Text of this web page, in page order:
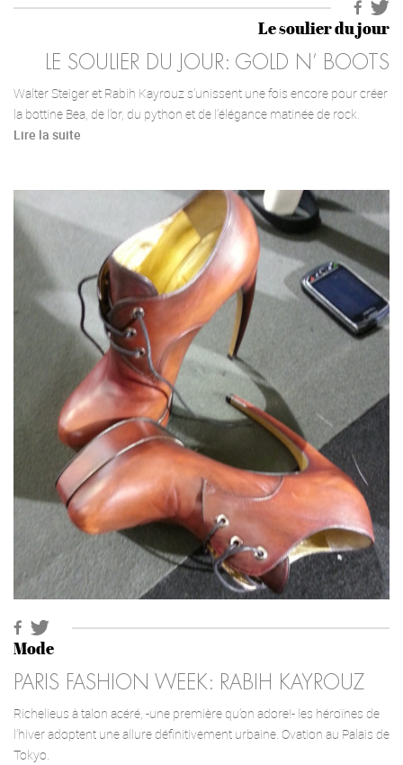
Le soulier du jour
LE SOULIER DU JOUR: GOLD N’ BOOTS
Walter Steiger et Rabih Kayrouz s’unissent une fois encore pour créer
la bottine Bea, de l’or, du python et de l’élégance matinée de rock.
Lire la suite
Mode
PARIS FASHION WEEK: RABIH KAYROUZ
Richelieus à talon acéré, -une première qu’on adore!- les héroïnes de
l’hiver adoptent une allure définitivement urbaine. Ovation au Palais de
Tokyo.